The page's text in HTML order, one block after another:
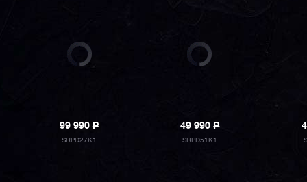
99 990P
SRPD27K1
49 990P
SRPD51K1